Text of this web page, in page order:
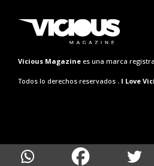
Vicious Magazine es una marca
Todos lo derechos reservados . I Love